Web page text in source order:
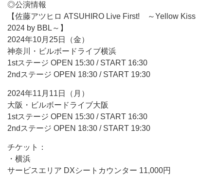
◎公演情報
【佐藤アツヒロ ATSUHIRO Live First! ～Yellow Kiss
2024 by BBL～】
2024年10月25日（金）
神奈川・ビルボードライブ横浜
1stステージ OPEN 15:30 / START 16:30
2ndステージ OPEN 18:30 / START 19:30
2024年11月11日（月）
大阪・ビルボードライブ大阪
1stステージ OPEN 15:30 / START 16:30
2ndステージ OPEN 18:30 / START 19:30
チケット：
・横浜
サービスエリア DXシートカウンター 11,000円